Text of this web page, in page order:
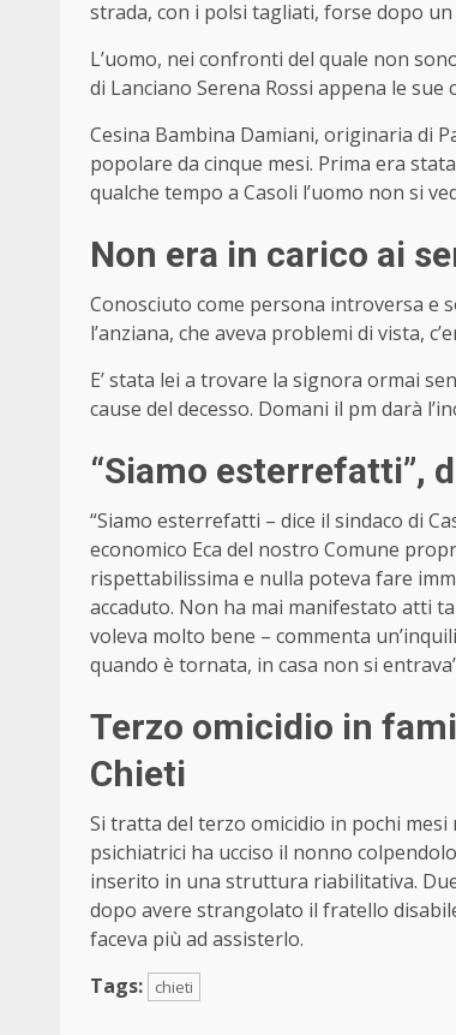
strada, con i polsi tagliati, forse dopo
L’uomo, nei confronti del quale non
di Lanciano Serena Rossi appena le
Cesina Bambina Damiani, originaria di
popolare da cinque mesi. Prima era
qualche tempo a Casoli l’uomo non si
Non era in carico ai
Conosciuto come persona introversa e
l’anziana, che aveva problemi di vista,
E’ stata lei a trovare la signora ormai
cause del decesso. Domani il pm darà
“Siamo esterrefatti”,
“Siamo esterrefatti – dice il sindaco di
economico Eca del nostro Comune
rispettabilissima e nulla poteva fare
accaduto. Non ha mai manifestato atti
voleva molto bene – commenta
quando è tornata, in casa non si
Terzo omicidio in
Chieti
Si tratta del terzo omicidio in pochi
psichiatrici ha ucciso il nonno
inserito in una struttura riabilitativa.
dopo avere strangolato il fratello
faceva più ad assisterlo.
Tags:
chieti